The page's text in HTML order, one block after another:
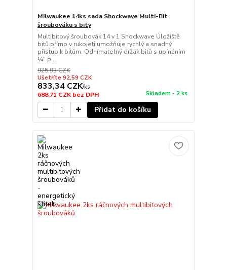
Milwaukee 14ks sada Shockwave Multi-Bit
šroubováku s bity
Multibitový šroubovák 14 v 1 Shockwave Úložiště
bitů přímo v rukojeti umožňuje rychlý a snadný
přístup k bitům. Odnímatelný držák bitů s upínáním
¼″ p...
925,93 CZK
Ušetříte 92,59 CZK
833,34 CZK/ks
688,71 CZKbez DPH Skladem - 2 ks
Přidat do košíku